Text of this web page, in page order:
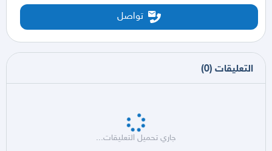
تواصل
التعليقات (
0
)
جاري تحميل التعليقات...